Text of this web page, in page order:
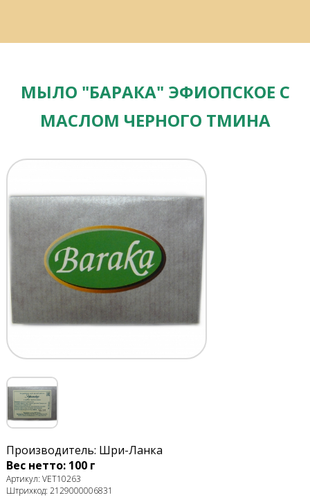
МЫЛО "БАРАКА" ЭФИОПСКОЕ С
МАСЛОМ ЧЕРНОГО ТМИНА
Производитель: Шри-Ланка
Вес нетто: 100 г
Артикул: VET10263
Штрихкод: 2129000006831